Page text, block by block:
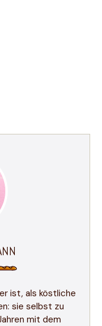
ist, als köstliche
sie selbst zu
mit dem